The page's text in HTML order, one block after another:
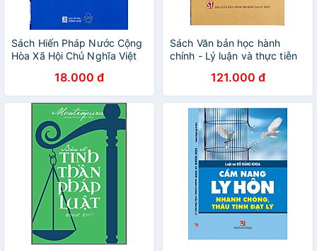
Sách Hiến Pháp Nước Cộng
Hòa Xã Hội Chủ Nghĩa Việt
18.000 đ
Sách Văn bản học hành
chính - Lý luận và thực tiễn
121.000 đ